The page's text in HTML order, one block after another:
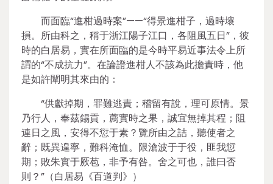
而面臨“進柑過時案”——“得景進柑子，過時壞
損。所由科之，稱于浙江陽子江口，各阻風五日”，彼
時的白居易，實在所面臨的是今時平易近事法令上所
謂的“不成抗力”。在論證進柑人不該為此擔責時，他
是如許闡明其來由的：
“供獻掉期，罪難逃責；稽留有說，理可原情。景
乃行人，奉茲錫貢，薦實時之果，誠宜無掉其程；阻
連日之風，安得不愆于素？覽所由之詰，聽使者之
辭；既異遑寧，難科淹恤。限滄波于于役，匪我愆
期；敗朱實于厥苞，非予有咎。舍之可也，誰曰否
則？”（白居易《百道判》）